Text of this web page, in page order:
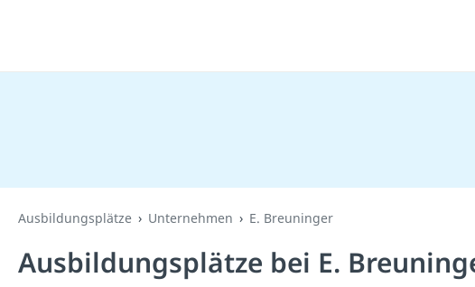
Ausbildungsplätze Unternehmen E. Breuninger
Ausbildungsplätze bei E.